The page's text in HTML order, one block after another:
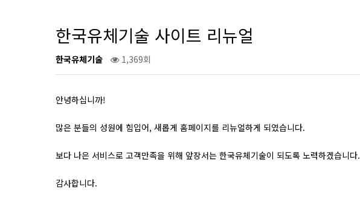
한국유체기술 사이트 리뉴얼
한국유체기술 1,369회
안녕하십니까!
많은 분들의 성원에 힘입어, 새롭게 홈페이지를 리뉴얼하게 되였습니다.
보다 나은 서비스로 고객만족을 위해 앞장서는 한국유체기술이 되도록 노력하겠습니다.
감사합니다.